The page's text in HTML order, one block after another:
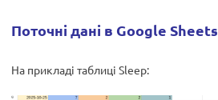
Поточні дані в Google Sheets
На прикладі таблиці Sleep: